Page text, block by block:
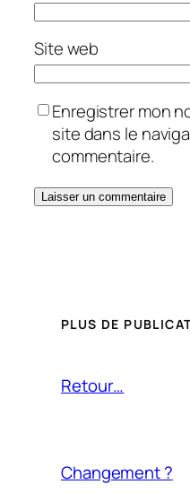
Site web
Enregistrer mon
site dans le
commentaire.
PLUS DE
Retour…
Changement ?